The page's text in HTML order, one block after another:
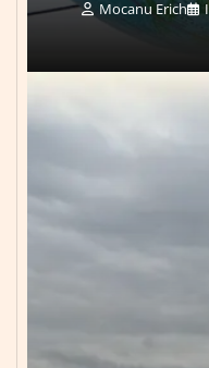
Mocanu Erich